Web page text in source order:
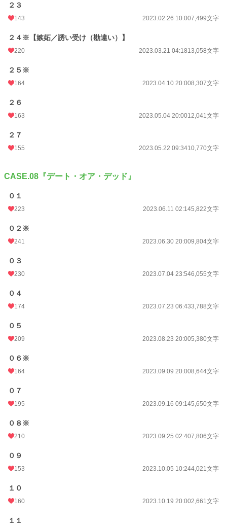
２３
143 2023.02.26 10:007,499文字
２４※【嫉妬／誘い受け（勘違い）】
220 2023.03.21 04:1813,058文字
２５※
164 2023.04.10 20:008,307文字
２６
163 2023.05.04 20:0012,041文字
２７
155 2023.05.22 09:3410,770文字
CASE.08『デート・オア・デッド』
０１
223 2023.06.11 02:145,822文字
０２※
241 2023.06.30 20:009,804文字
０３
230 2023.07.04 23:546,055文字
０４
174 2023.07.23 06:433,788文字
０５
209 2023.08.23 20:005,380文字
０６※
164 2023.09.09 20:008,644文字
０７
195 2023.09.16 09:145,650文字
０８※
210 2023.09.25 02:407,806文字
０９
153 2023.10.05 10:244,021文字
１０
160 2023.10.19 20:002,661文字
１１